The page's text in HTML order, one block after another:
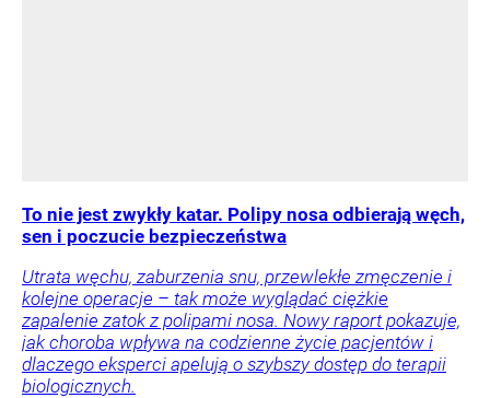
To nie jest zwykły katar. Polipy nosa odbierają węch,
sen i poczucie bezpieczeństwa
Utrata węchu, zaburzenia snu, przewlekłe zmęczenie i
kolejne operacje – tak może wyglądać ciężkie
zapalenie zatok z polipami nosa. Nowy raport pokazuje,
jak choroba wpływa na codzienne życie pacjentów i
dlaczego eksperci apelują o szybszy dostęp do terapii
biologicznych.